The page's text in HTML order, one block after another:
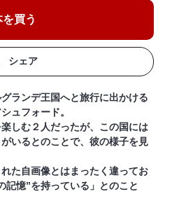
を買う
シェア
ランデ王国へと旅行に出かける
ュフォード。
しむ２人だったが、この国には
いるとのことで、彼の様子を見
た自画像とはまったく違ってお
記憶”を持っている」とのこと